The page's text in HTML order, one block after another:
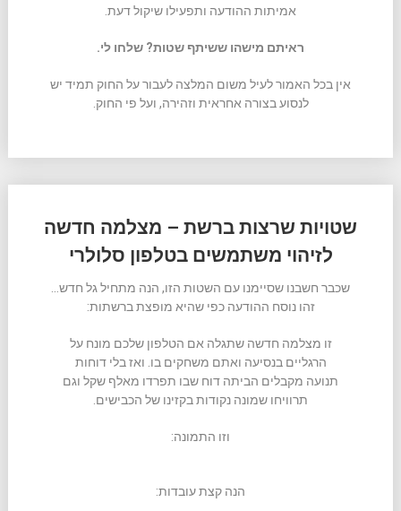
אמיתות ההודעה ותפעילו שיקול דעת.
ראיתם מישהו ששיתף שטות? שלחו לי.
אין בכל האמור לעיל משום המלצה לעבור על החוק תמיד יש
לנסוע בצורה אחראית וזהירה, ועל פי החוק.
שטויות שרצות ברשת – מצלמה חדשה
לזיהוי משתמשים בטלפון סלולרי
שכבר חשבנו שסיימנו עם השטות הזו, הנה מתחיל גל חדש…
זהו נוסח ההודעה כפי שהיא מופצת ברשתות:
זו מצלמה חדשה שתגלה אם הטלפון שלכם מונח על
הרגליים בנסיעה ואתם משחקים בו. ואז בלי דוחות
תנועה מקבלים הביתה דוח שבו תפרדו מאלף שקל וגם
תרוויחו שמונה נקודות בקזינו של הכבישים.
וזו התמונה:
הנה קצת עובדות: